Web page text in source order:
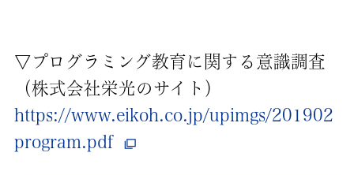
▽プログラミング教育に関する意識調査
（株式会社栄光のサイト）
https://www.eikoh.co.jp/upimgs/201902
program.pdf